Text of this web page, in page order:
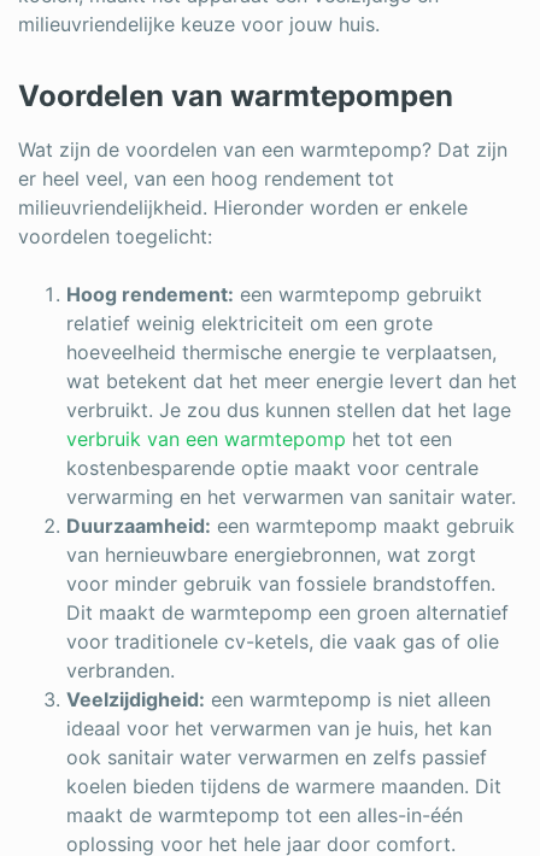
milieuvriendelijke keuze voor jouw huis.
Voordelen van warmtepompen
Wat zijn de voordelen van een warmtepomp? Dat zijn
er heel veel, van een hoog rendement tot
milieuvriendelijkheid. Hieronder worden er enkele
voordelen toegelicht:
Hoog rendement: een warmtepomp gebruikt
relatief weinig elektriciteit om een grote
hoeveelheid thermische energie te verplaatsen,
wat betekent dat het meer energie levert dan het
verbruikt. Je zou dus kunnen stellen dat het lage
verbruik van een warmtepomp het tot een
kostenbesparende optie maakt voor centrale
verwarming en het verwarmen van sanitair water.
Duurzaamheid: een warmtepomp maakt gebruik
van hernieuwbare energiebronnen, wat zorgt
voor minder gebruik van fossiele brandstoffen.
Dit maakt de warmtepomp een groen alternatief
voor traditionele cv-ketels, die vaak gas of olie
verbranden.
Veelzijdigheid: een warmtepomp is niet alleen
ideaal voor het verwarmen van je huis, het kan
ook sanitair water verwarmen en zelfs passief
koelen bieden tijdens de warmere maanden. Dit
maakt de warmtepomp tot een alles-in-één
oplossing voor het hele jaar door comfort.